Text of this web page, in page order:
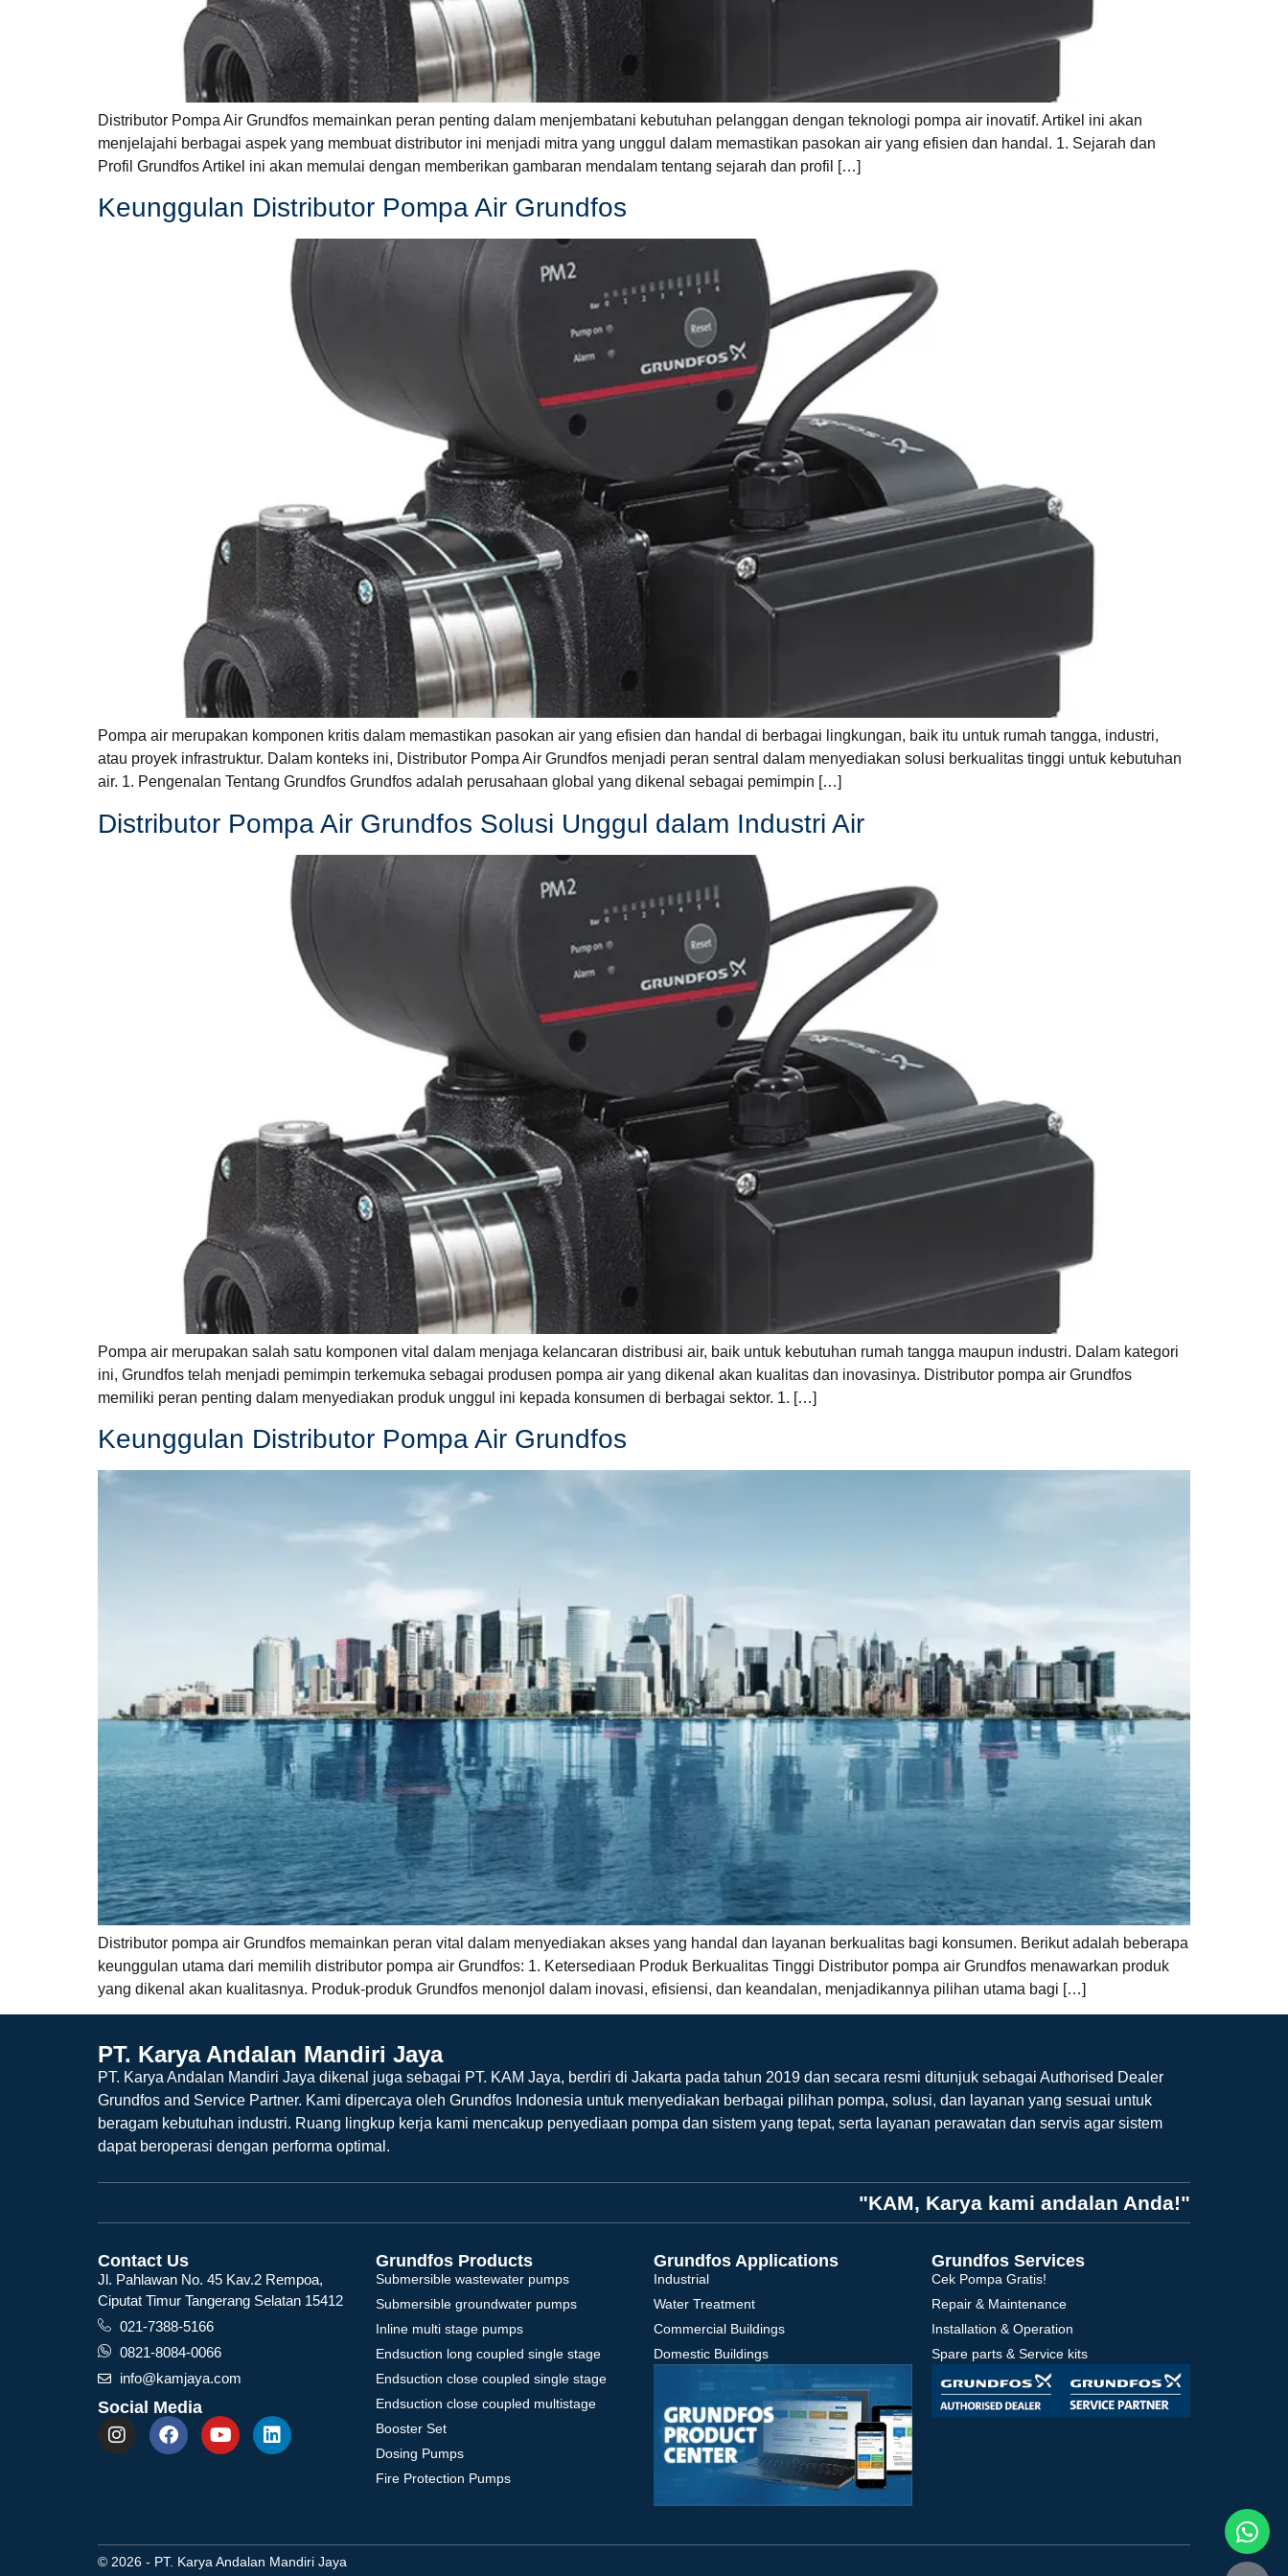
Distributor Pompa Air Grundfos memainkan peran penting dalam menjembatani kebutuhan pelanggan dengan teknologi pompa air inovatif. Artikel ini akan
menjelajahi berbagai aspek yang membuat distributor ini menjadi mitra yang unggul dalam memastikan pasokan air yang efisien dan handal. 1. Sejarah dan
Profil Grundfos Artikel ini akan memulai dengan memberikan gambaran mendalam tentang sejarah dan profil […]
Keunggulan Distributor Pompa Air Grundfos
Pompa air merupakan komponen kritis dalam memastikan pasokan air yang efisien dan handal di berbagai lingkungan, baik itu untuk rumah tangga, industri,
atau proyek infrastruktur. Dalam konteks ini, Distributor Pompa Air Grundfos menjadi peran sentral dalam menyediakan solusi berkualitas tinggi untuk kebutuhan
air. 1. Pengenalan Tentang Grundfos Grundfos adalah perusahaan global yang dikenal sebagai pemimpin […]
Distributor Pompa Air Grundfos Solusi Unggul dalam Industri Air
Pompa air merupakan salah satu komponen vital dalam menjaga kelancaran distribusi air, baik untuk kebutuhan rumah tangga maupun industri. Dalam kategori
ini, Grundfos telah menjadi pemimpin terkemuka sebagai produsen pompa air yang dikenal akan kualitas dan inovasinya. Distributor pompa air Grundfos
memiliki peran penting dalam menyediakan produk unggul ini kepada konsumen di berbagai sektor. 1. […]
Keunggulan Distributor Pompa Air Grundfos
Distributor pompa air Grundfos memainkan peran vital dalam menyediakan akses yang handal dan layanan berkualitas bagi konsumen. Berikut adalah beberapa
keunggulan utama dari memilih distributor pompa air Grundfos: 1. Ketersediaan Produk Berkualitas Tinggi Distributor pompa air Grundfos menawarkan produk
yang dikenal akan kualitasnya. Produk-produk Grundfos menonjol dalam inovasi, efisiensi, dan keandalan, menjadikannya pilihan utama bagi […]
PT. Karya Andalan Mandiri Jaya
PT. Karya Andalan Mandiri Jaya dikenal juga sebagai PT. KAM Jaya, berdiri di Jakarta pada tahun 2019 dan secara resmi ditunjuk sebagai Authorised Dealer
Grundfos and Service Partner. Kami dipercaya oleh Grundfos Indonesia untuk menyediakan berbagai pilihan pompa, solusi, dan layanan yang sesuai untuk
beragam kebutuhan industri. Ruang lingkup kerja kami mencakup penyediaan pompa dan sistem yang tepat, serta layanan perawatan dan servis agar sistem
dapat beroperasi dengan performa optimal.
"KAM, Karya kami andalan Anda!"
Contact Us
Jl. Pahlawan No. 45 Kav.2 Rempoa,
Ciputat Timur Tangerang Selatan 15412
021-7388-5166
0821-8084-0066
info@kamjaya.com
Social Media
Grundfos Products
Submersible wastewater pumps
Submersible groundwater pumps
Inline multi stage pumps
Endsuction long coupled single stage
Endsuction close coupled single stage
Endsuction close coupled multistage
Booster Set
Dosing Pumps
Fire Protection Pumps
Grundfos Applications
Industrial
Water Treatment
Commercial Buildings
Domestic Buildings
Grundfos Services
Cek Pompa Gratis!
Repair & Maintenance
Installation & Operation
Spare parts & Service kits
© 2026 - PT. Karya Andalan Mandiri Jaya